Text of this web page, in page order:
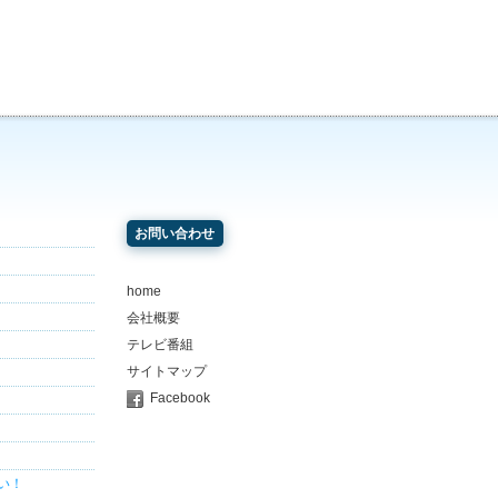
！
お問い合わせ
home
会社概要
テレビ番組
サイトマップ
Facebook